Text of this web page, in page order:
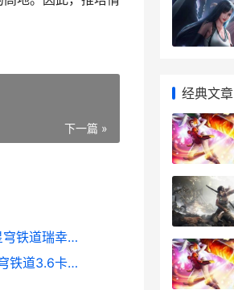
下一篇 »
崩坏星穹铁道瑞幸联动概括 崩坏星穹铁道瑞幸联动套餐如何买 崩坏星穹铁道瑞幸联动日期
崩坏星穹铁道3.6卡池是谁 崩坏星穹铁道3.6卡池说明 崩坏星穹铁道3.6送角色
经典文章